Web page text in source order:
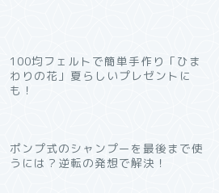
100均フェルトで簡単手作り「ひま
わりの花」夏らしいプレゼントに
も！
ポンプ式のシャンプーを最後まで使
うには？逆転の発想で解決！